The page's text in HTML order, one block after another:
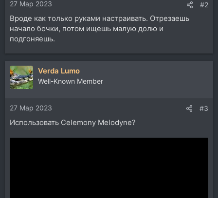
27 Мар 2023 #2
Вроде как только руками настраивать. Отрезаешь
начало бочки, потом ищешь малую долю и
подгоняешь.
Verda Lumo
Well-Known Member
27 Мар 2023 #3
Использовать Celemony Melodyne?